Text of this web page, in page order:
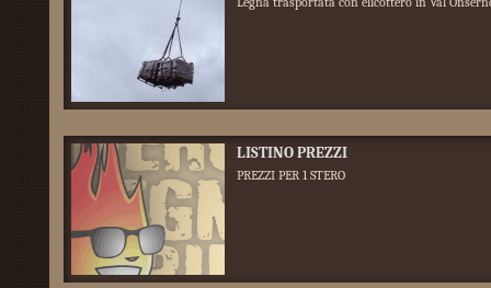
LISTINO PREZZI
PREZZI PER 1 STERO